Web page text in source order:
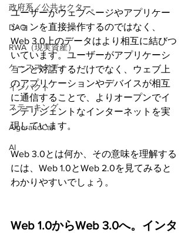
政府系／公共セクター
DAO
RWA（現実資産）
ケーススタディ
インパクト
ステーキング
AlgorandCan
AI
ユーザーがウェブページやアプリケー
ションを直接操作するのではなく、
Web 3.0上のデータはより相互に結びつ
いています。ユーザーがアプリケーシ
ョンと対話するだけでなく、ウェブ上
のアプリケーションやデバイスが相互
に通信することで、よりオープンでイ
ンテリジェントなインターネットを実
現しています。
Web 3.0とは何か、その意味を理解する
には、Web 1.0とWeb 2.0を見てみると
わかりやすいでしょう。
Web 1.0からWeb 3.0へ。インタ